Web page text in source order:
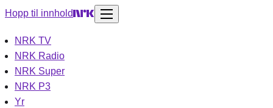
Hopp til innhold
NRK TV
NRK Radio
NRK Super
NRK P3
Yr